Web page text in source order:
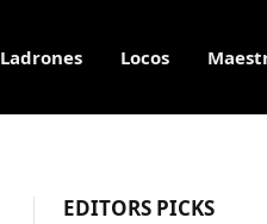
Ladrones Locos
EDITORS PICKS